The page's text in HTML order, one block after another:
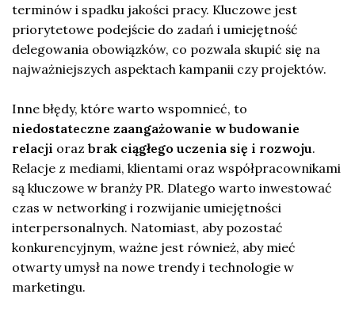
terminów i spadku jakości pracy. Kluczowe jest
priorytetowe podejście do zadań i umiejętność
delegowania obowiązków, co pozwala skupić się na
najważniejszych aspektach kampanii czy projektów.
Inne błędy, które warto wspomnieć, to
niedostateczne zaangażowanie w budowanie
relacji oraz brak ciągłego uczenia się i rozwoju.
Relacje z mediami, klientami oraz współpracownikami
są kluczowe w branży PR. Dlatego warto inwestować
czas w networking i rozwijanie umiejętności
interpersonalnych. Natomiast, aby pozostać
konkurencyjnym, ważne jest również, aby mieć
otwarty umysł na nowe trendy i technologie w
marketingu.